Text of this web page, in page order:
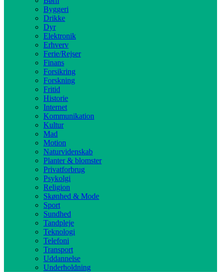
Byggeri
Drikke
Dyr
Elektronik
Erhverv
Ferie/Rejser
Finans
Forsikring
Forskning
Fritid
Historie
Internet
Kommunikation
Kultur
Mad
Motion
Naturvidenskab
Planter & blomster
Privatforbrug
Psykolgi
Religion
Skønhed & Mode
Sport
Sundhed
Tandpleje
Teknologi
Telefoni
Transport
Uddannelse
Underholdning